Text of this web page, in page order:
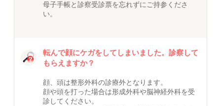
母子手帳と診察受診票を忘れずにご持参くださ
い。
転んで顔にケガをしてしまいました。診察して
もらえますか？
顔、頭は整形外科の診療外となります。
顔や頭を打った場合は形成外科や脳神経外科を受
診してください。